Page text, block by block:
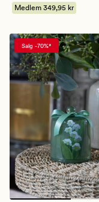
Medlem 349,95 kr
Salg -70%*